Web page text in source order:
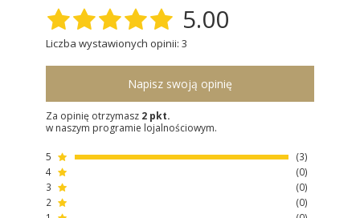
5.00
Liczba wystawionych opinii: 3
Napisz swoją opinię
Za opinię otrzymasz 2 pkt.
w naszym programie lojalnościowym.
5
3
4
0
3
0
2
0